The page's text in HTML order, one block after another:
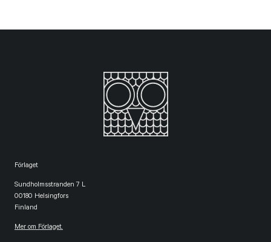
Förlaget
Sundholmsstranden 7 L
00180 Helsingfors
Finland
Mer om Förlaget.